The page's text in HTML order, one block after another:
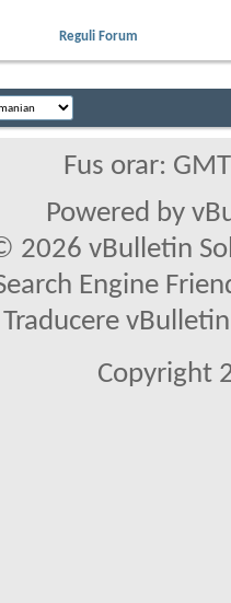
Reguli Forum
Fus orar:
Powered by
2026 vBulletin
Engine
Traducere
Copyright